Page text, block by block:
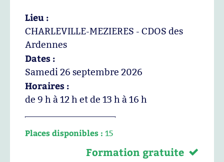
Lieu :
CHARLEVILLE-MEZIERES - CDOS des
Ardennes
Dates :
Samedi 26 septembre 2026
Horaires :
de 9 h à 12 h et de 13 h à 16 h
Places disponibles : 15
Formation gratuite